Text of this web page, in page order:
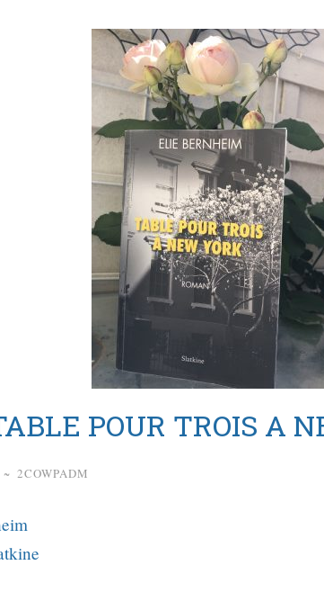
POUR TROIS A
~ 2COWPADM